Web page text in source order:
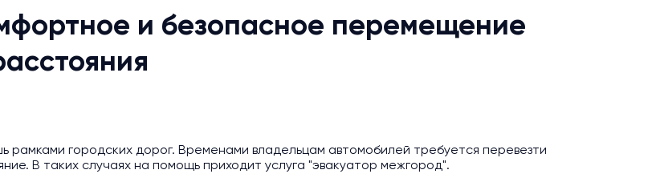
и безопасное перемещение
рамками городских дорог. Временами владельцам автомобилей требуется перевезти
В таких случаях на помощь приходит услуга "эвакуатор межгород".